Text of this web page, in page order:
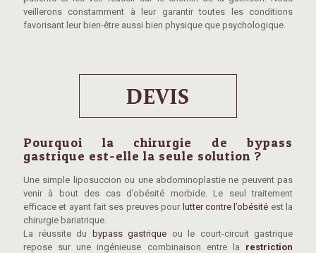
veillerons constamment à leur garantir toutes les conditions
favorisant leur bien-être aussi bien physique que psychologique.
Pourquoi la chirurgie de bypass
gastrique est-elle la seule solution ?
Une simple liposuccion ou une abdominoplastie ne peuvent pas
venir à bout des cas d’obésité morbide. Le seul traitement
efficace et ayant fait ses preuves pour lutter contre l’obésité est la
chirurgie bariatrique.
La réussite du bypass gastrique ou le court-circuit gastrique
repose sur une ingénieuse combinaison entre la restriction